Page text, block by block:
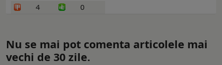
4
0
Nu se mai pot comenta articolele mai
vechi de 30 zile.